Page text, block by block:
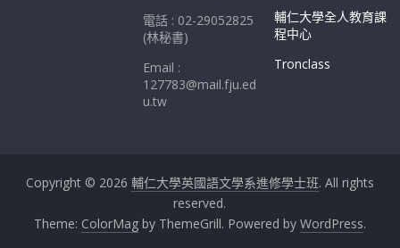
電話 : 02-29052825
(林秘書)
Email :
127783@mail.fju.ed
u.tw
輔仁大學全人教育課
程中心
Tronclass
Copyright © 2026 輔仁大學英國語文學系進修學士班. All rights
reserved.
Theme: ColorMagby ThemeGrill. Powered by WordPress.